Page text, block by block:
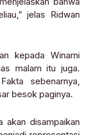
jelas Ridwan
kepada Winarni
malam itu juga.
sebenarnya,
besok paginya.
akan disampaikan